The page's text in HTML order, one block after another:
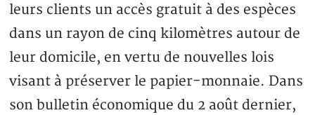
leurs clients un accès gratuit à des espèces
dans un rayon de cinq kilomètres autour de
leur domicile, en vertu de nouvelles lois
visant à préserver le papier-monnaie. Dans
son bulletin économique du 2 août dernier,